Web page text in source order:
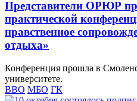
Представители ОРЮР
практической
нравственное
отдыха»
Конференция прошла в
университете.
ВВО МБО ГК